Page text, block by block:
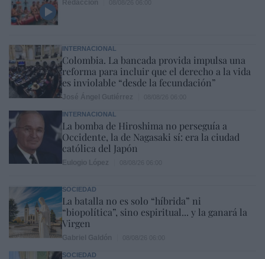
INTERNACIONAL
Colombia. La bancada provida impulsa una
reforma para incluir que el derecho a la vida
es inviolable “desde la fecundación”
INTERNACIONAL
La bomba de Hiroshima no perseguía a
Occidente, la de Nagasaki sí: era la ciudad
católica del Japón
SOCIEDAD
La batalla no es solo “híbrida” ni
“biopolítica”, sino espiritual... y la ganará la
Virgen
SOCIEDAD